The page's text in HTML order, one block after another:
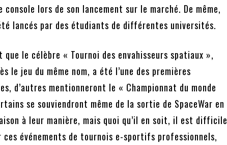
console lors de son lancement sur le marché. De même,
lancés par des étudiants de différentes universités.
le célèbre « Tournoi des envahisseurs spatiaux »,
le jeu du même nom, a été l’une des premières
d’autres mentionneront le « Championnat du monde
se souviendront même de la sortie de SpaceWar en
à leur manière, mais quoi qu’il en soit, il est difficile
ces événements de tournois e-sportifs professionnels,